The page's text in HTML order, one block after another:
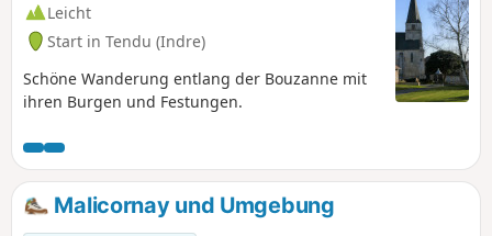
Leicht
Start in Tendu (Indre)
Schöne Wanderung entlang der Bouzanne mit
ihren Burgen und Festungen.
Malicornay und Umgebung